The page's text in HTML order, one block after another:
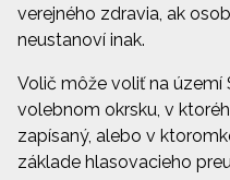
verejného zdravia, ak
neustanoví inak.
Volič môže voliť na území
volebnom okrsku, v
zapísaný, alebo v
základe hlasovacieho